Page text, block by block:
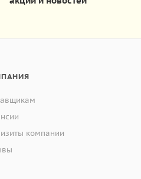
компании